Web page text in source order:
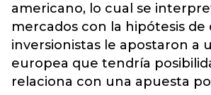
americano, lo cual se
mercados con la hipótesis de
inversionistas le apostaron a
europea que tendría
relaciona con una apuesta